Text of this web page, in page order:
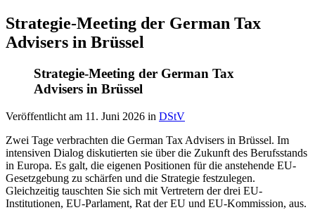
Strategie-Meeting der German Tax
Advisers in Brüssel
Strategie-Meeting der German Tax
Advisers in Brüssel
Veröffentlicht am 11. Juni 2026 in DStV
Zwei Tage verbrachten die German Tax Advisers in Brüssel. Im
intensiven Dialog diskutierten sie über die Zukunft des Berufsstands
in Europa. Es galt, die eigenen Positionen für die anstehende EU-
Gesetzgebung zu schärfen und die Strategie festzulegen.
Gleichzeitig tauschten Sie sich mit Vertretern der drei EU-
Institutionen, EU-Parlament, Rat der EU und EU-Kommission, aus.